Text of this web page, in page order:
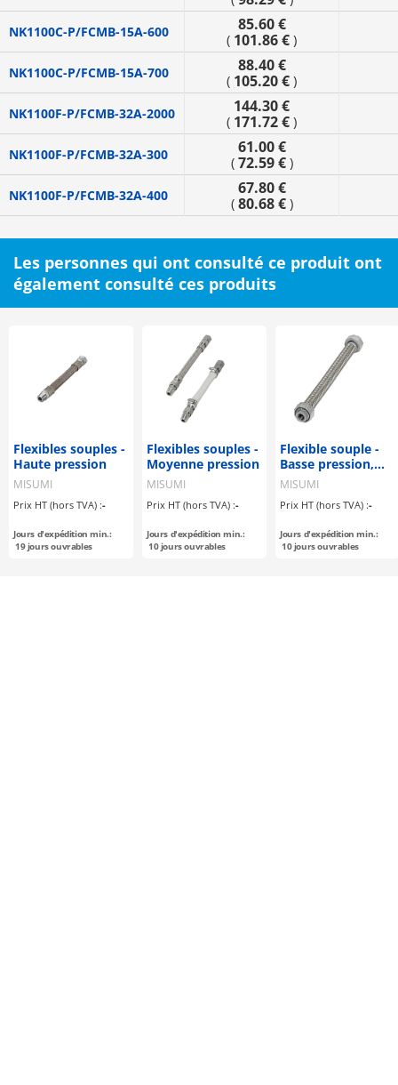
NK1100C-P/FCMB-15A-600 85.60 €
( 101.86 € )
NK1100C-P/FCMB-15A-700 88.40 €
( 105.20 € )
NK1100F-P/FCMB-32A-2000 144.30 €
( 171.72 € )
NK1100F-P/FCMB-32A-300 61.00 €
( 72.59 €)
NK1100F-P/FCMB-32A-400 67.80 €
( 80.68 €)
Les personnes qui ont consulté ce produit ont
également consulté ces produits
Flexibles souples -
Haute pression
MISUMI
Prix HT (hors TVA) :-
Jours d'expédition min.:
19jours ouvrables
Flexibles souples -
Moyenne pression
MISUMI
Prix HT (hors TVA) :-
Jours d'expédition min.:
10jours ouvrables
Flexible souple -
Basse pression,
non soudé
MISUMI
Prix HT (hors TVA) :-
Jours d'expédition min.:
10jours ouvrables